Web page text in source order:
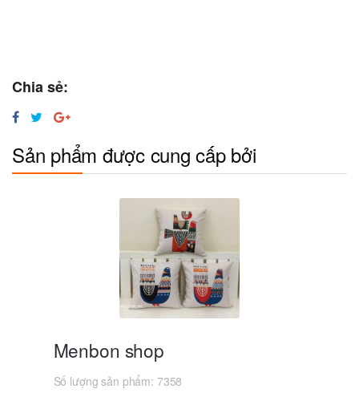
Chia sẻ:
Sản phẩm được cung cấp bởi
Menbon shop
Số lượng sản phẩm: 7358